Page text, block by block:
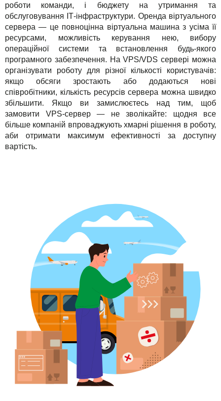
роботи команди, і бюджету на утримання та
обслуговування ІТ-інфраструктури. Оренда віртуального
сервера — це повноцінна віртуальна машина з усіма її
ресурсами, можливість керування нею, вибору
операційної системи та встановлення будь-якого
програмного забезпечення. На VPS/VDS сервері можна
організувати роботу для різної кількості користувачів:
якщо обсяги зростають або додаються нові
співробітники, кількість ресурсів сервера можна швидко
збільшити. Якщо ви замислюєтесь над тим, щоб
замовити VPS-сервер — не зволікайте: щодня все
більше компаній впроваджують хмарні рішення в роботу,
аби отримати максимум ефективності за доступну
вартість.